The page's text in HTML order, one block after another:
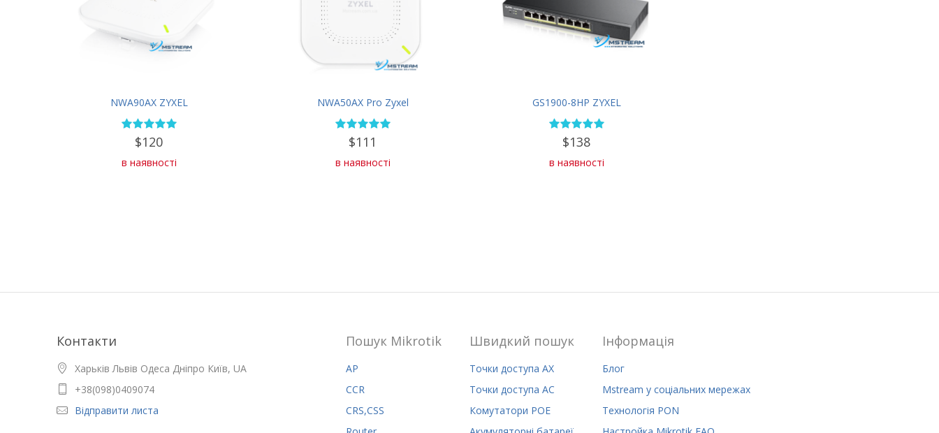
NWA90AX ZYXEL
$120
в наявності
NWA50AX Pro Zyxel
$111
в наявності
GS1900-8HP ZYXEL
$138
в наявності
Контакти
Харьків Львів Одеса Дніпро Київ, UA
+38(098)0409074
Відправити листа
Пошук Mikrotik
AP
CCR
CRS,CSS
Швидкий пошук
Точки доступа AX
Точки доступа AC
Комутатори POE
Iнформацiя
Блог
Mstream у соціальних мережах
Технологія PON